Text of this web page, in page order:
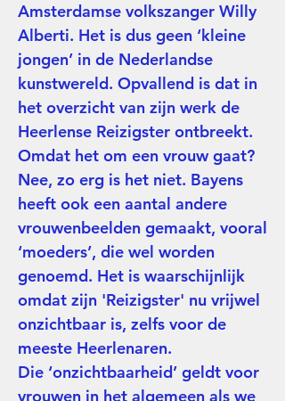
Amsterdamse volkszanger Willy
Alberti. Het is dus geen ‘kleine
jongen’ in de Nederlandse
kunstwereld. Opvallend is dat in
het overzicht van zijn werk de
Heerlense Reizigster ontbreekt.
Omdat het om een vrouw gaat?
Nee, zo erg is het niet. Bayens
heeft ook een aantal andere
vrouwenbeelden gemaakt, vooral
‘moeders’, die wel worden
genoemd. Het is waarschijnlijk
omdat zijn 'Reizigster' nu vrijwel
onzichtbaar is, zelfs voor de
meeste Heerlenaren.
Die ‘onzichtbaarheid’ geldt voor
vrouwen in het algemeen als we